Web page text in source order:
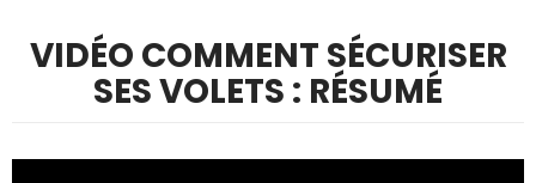
VIDÉO COMMENT SÉCURISER
SES VOLETS : RÉSUMÉ